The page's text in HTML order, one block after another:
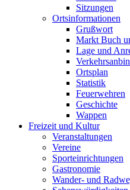
Sitzungen
Ortsinformationen
Grußwort
Markt Buch
Lage und
Ortsplan
Statistik
Feuerwehren
Geschichte
Wappen
Freizeit und Kultur
Veranstaltungen
Vereine
Sporteinrichtungen
Gastronomie
Wander- und